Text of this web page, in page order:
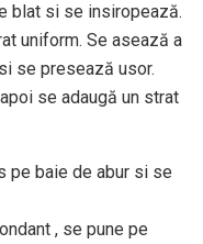
blat si se insiropează.
uniform. Se asează a
se presează usor.
se adaugă un strat
pe baie de abur si se
, se pune pe